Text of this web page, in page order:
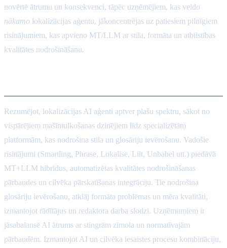
novērtē ātrumu un konsekvenci, tāpēc uzņēmējiem, kas veido
nākamo lokalizācijas aģentu, jākoncentrējas uz patiesiem pilnīgiem
risinājumiem, kas apvieno MT/LLM ar stila, formāta un atbilstības
kvalitātes nodrošināšanu.
Rezumējot, lokalizācijas AI aģenti aptver plašu spektru, sākot no
vispārējiem mašīntulkošanas dzinējiem līdz specializētām
platformām, kas nodrošina stila un glosāriju ievērošanu. Vadošie
risinājumi (Smartling, Phrase, Lokalise, Lilt, Unbabel utt.) piedāvā
MT+LLM hibrīdus, automatizētas kvalitātes nodrošināšanas
pārbaudes un cilvēka pārskatīšanas integrāciju. Tie nodrošina
glosāriju ievērošanu, atklāj formāta problēmas un mēra kvalitāti,
izmantojot rādītājus un redaktora darba slodzi. Uzņēmumiem ir
jāsabalansē AI ātrums ar stingrām zīmola un normatīvajām
pārbaudēm. Izmantojot AI un cilvēka iesaistes procesu kombināciju,